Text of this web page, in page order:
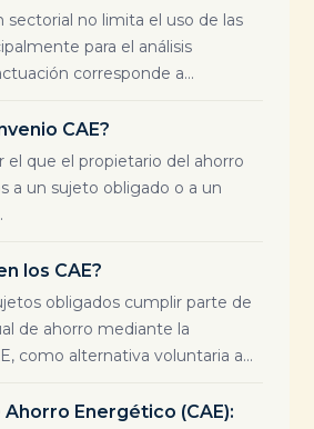
sectorial no limita el uso de las
para el análisis
corresponde a...
CAE?
el que el propietario del ahorro
a un sujeto obligado o a un
los CAE?
obligados cumplir parte de
de ahorro mediante la
como alternativa voluntaria a...
Energético (CAE):